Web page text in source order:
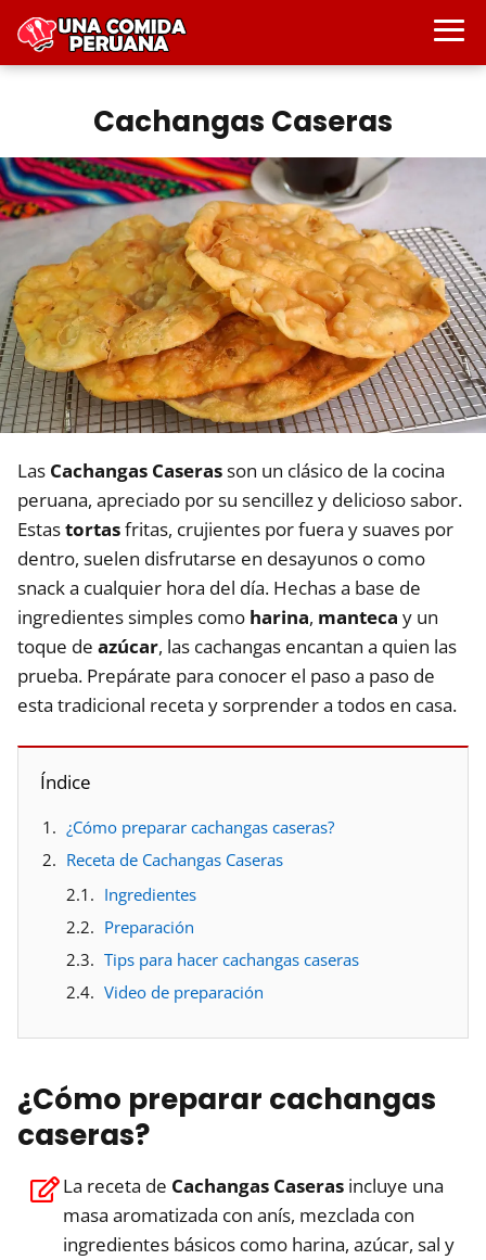
Cachangas Caseras
Las Cachangas Caserasson un clásico de la cocina
peruana, apreciado por su sencillez y delicioso sabor.
Estastortasfritas, crujientes por fuera y suaves por
dentro, suelen disfrutarse en desayunos o como
snack a cualquier hora del día. Hechas a base de
ingredientes simples como harina, manteca y un
toque de azúcar, las cachangas encantan a quien las
prueba. Prepárate para conocer el paso a paso de
esta tradicional receta y sorprender a todos en casa.
Índice
¿Cómo preparar cachangas caseras?
Receta de Cachangas Caseras
Ingredientes
Preparación
Tips para hacer cachangas caseras
Video de preparación
¿Cómo preparar cachangas
caseras?
La receta de Cachangas Caseras incluye una
masa aromatizada con anís, mezclada con
ingredientes básicos como harina, azúcar, sal y